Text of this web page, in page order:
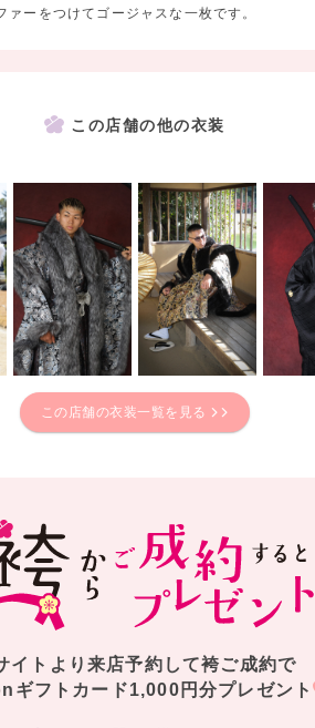
ァーをつけてゴージャスな一枚です。
この店舗の他の衣装
この店舗の衣装一覧を見る
イトより来店予約して袴ご成約で
ギフトカード1,000円分プレゼント